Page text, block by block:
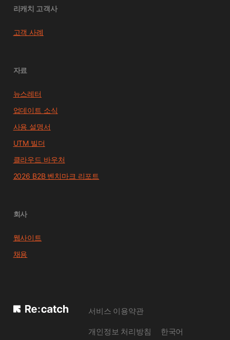
리캐치 고객사
고객 사례
자료
뉴스레터
업데이트 소식
사용 설명서
UTM 빌더
클라우드 바우처
2026 B2B 벤치마크 리포트
회사
웹사이트
채용
서비스 이용약관
개인정보 처리방침 한국어